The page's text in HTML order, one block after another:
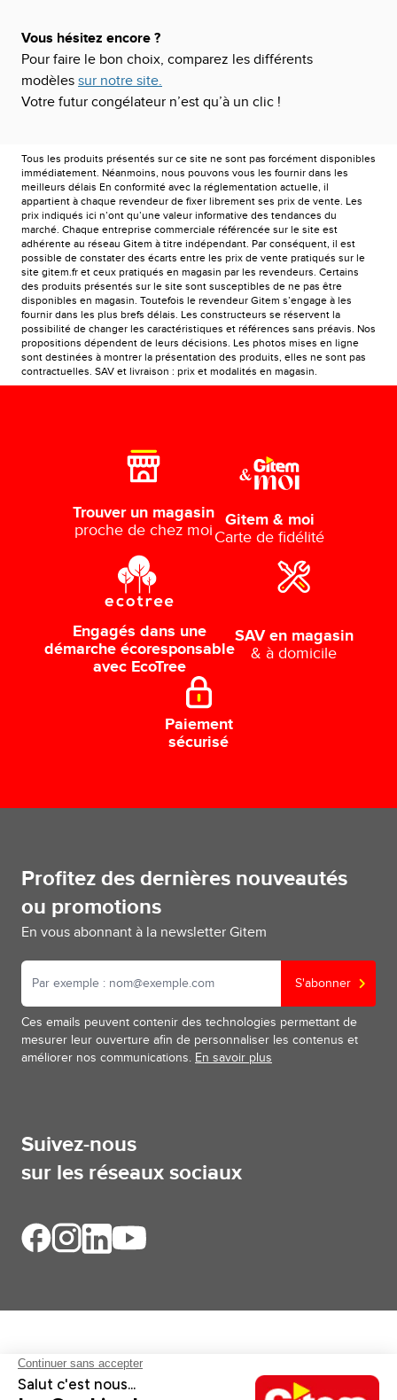
Vous hésitez encore ?
Pour faire le bon choix, comparez les différents
modèles sur notre site.
Votre futur congélateur n’est qu’à un clic !
Tous les produits présentés sur ce site ne sont pas forcément disponibles
immédiatement. Néanmoins, nous pouvons vous les fournir dans les
meilleurs délais En conformité avec la réglementation actuelle, il
appartient à chaque revendeur de fixer librement ses prix de vente. Les
prix indiqués ici n’ont qu’une valeur informative des tendances du
marché. Chaque entreprise commerciale référencée sur le site est
adhérente au réseau Gitem à titre indépendant. Par conséquent, il est
possible de constater des écarts entre les prix de vente pratiqués sur le
site gitem.fr et ceux pratiqués en magasin par les revendeurs. Certains
des produits présentés sur le site sont susceptibles de ne pas être
disponibles en magasin. Toutefois le revendeur Gitem s’engage à les
fournir dans les plus brefs délais. Les constructeurs se réservent la
possibilité de changer les caractéristiques et références sans préavis. Nos
propositions dépendent de leurs décisions. Les photos mises en ligne
sont destinées à montrer la présentation des produits, elles ne sont pas
contractuelles. SAV et livraison : prix et modalités en magasin.
Trouver un magasin
proche de chez moi
Gitem & moi
Carte de fidélité
Engagés dans une
démarche écoresponsable
avec EcoTree
SAV en magasin
& à domicile
Paiement
sécurisé
Profitez des dernières nouveautés
ou promotions
En vous abonnant à la newsletter Gitem
S'abonner
Ces emails peuvent contenir des technologies permettant de
mesurer leur ouverture afin de personnaliser les contenus et
améliorer nos communications. En savoir plus
Suivez-nous
sur les réseaux sociaux
Aides et informations